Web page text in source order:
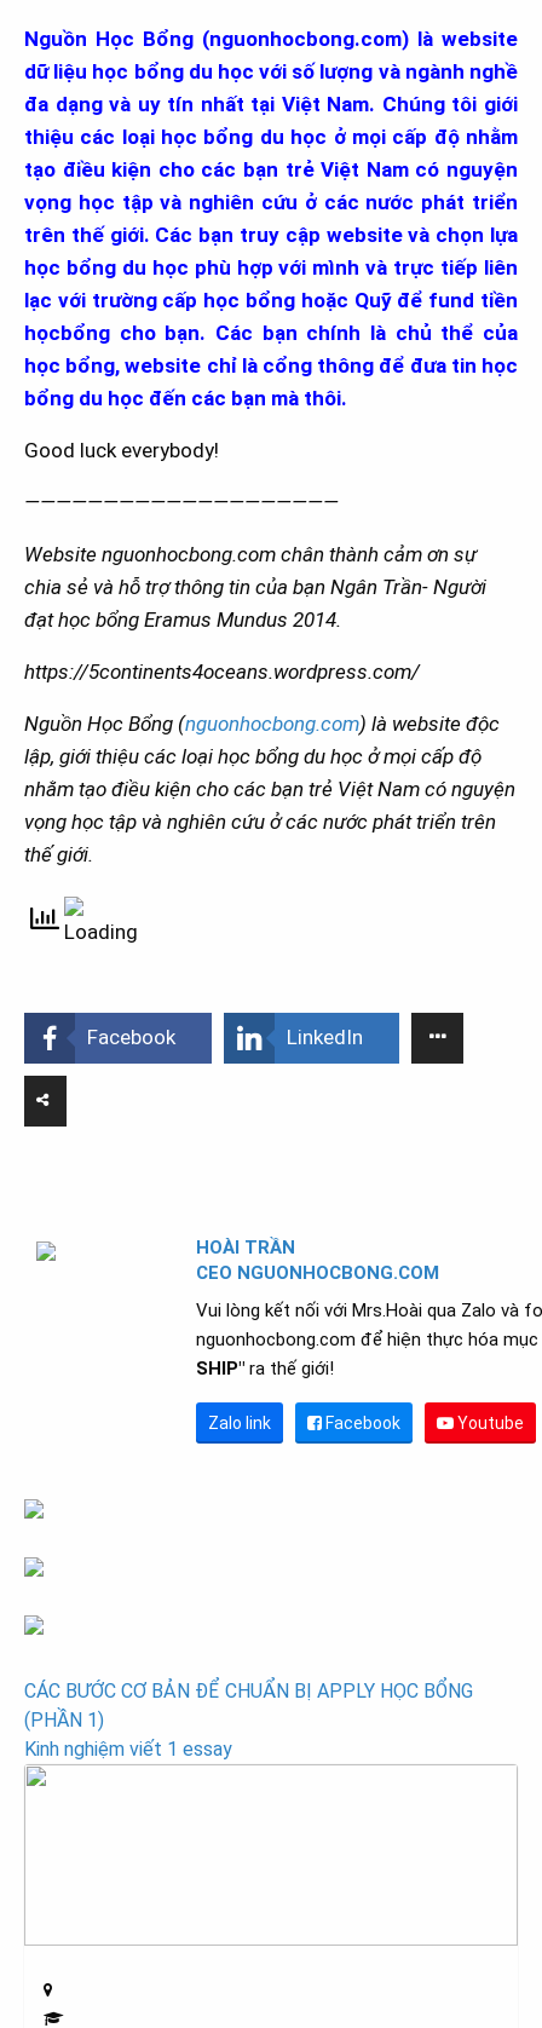
Nguồn Học Bổng (nguonhocbong.com) là website
dữ liệu học bổng du học với số lượng và ngành nghề
đa dạng và uy tín nhất tại Việt Nam. Chúng tôi giới
thiệu các loại học bổng du học ở mọi cấp độ nhằm
tạo điều kiện cho các bạn trẻ Việt Nam có nguyện
vọng học tập và nghiên cứu ở các nước phát triển
trên thế giới. Các bạn truy cập website và chọn lựa
học bổng du học phù hợp với mình và trực tiếp liên
lạc với trường cấp học bổng hoặc Quỹ để fund tiền
họcbổng cho bạn. Các bạn chính là chủ thể của
học bổng, website chỉ là cổng thông để đưa tin học
bổng du học đến các bạn mà thôi.
Good luck everybody!
————————————————————
Website nguonhocbong.com chân thành cảm ơn sự
chia sẻ và hỗ trợ thông tin của bạn Ngân Trần- Người
đạt học bổng Eramus Mundus 2014.
https://5continents4oceans.wordpress.com/
Nguồn Học Bổng (nguonhocbong.com) là website độc
lập, giới thiệu các loại học bổng du học ở mọi cấp độ
nhằm tạo điều kiện cho các bạn trẻ Việt Nam có nguyện
vọng học tập và nghiên cứu ở các nước phát triển trên
thế giới.
Facebook LinkedIn
HOÀI TRẦN
CEO NGUONHOCBONG.COM
Vui lòng kết nối với Mrs.Hoài qua Zalo và
nguonhocbong.com để hiện thực hóa
SHIP" ra thế giới!
Zalo link Facebook Youtube
Post
navigation
CÁC BƯỚC CƠ BẢN ĐỂ CHUẨN BỊ APPLY HỌC BỔNG
(PHẦN 1)
Kinh nghiệm viết 1 essay